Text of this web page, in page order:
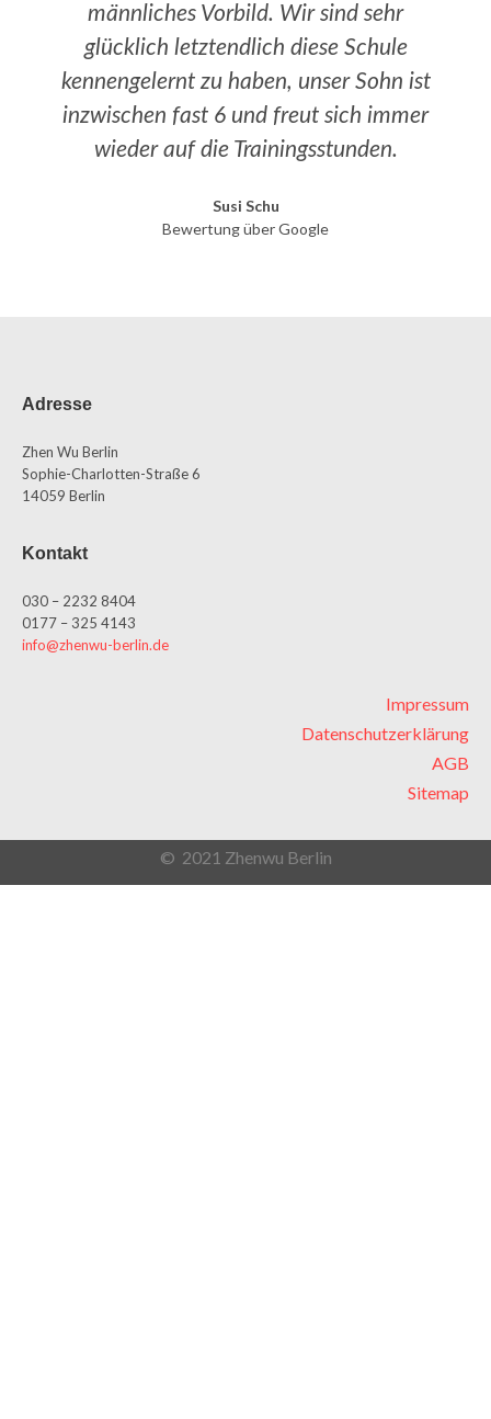
männliches Vorbild. Wir sind sehr
glücklich letztendlich diese Schule
kennengelernt zu haben, unser Sohn ist
inzwischen fast 6 und freut sich immer
wieder auf die Trainingsstunden.
Susi Schu
Bewertung über Google
Adresse
Zhen Wu Berlin
Sophie-Charlotten-Straße 6
14059 Berlin
Kontakt
030 – 2232 8404
0177 – 325 4143
info@zhenwu-berlin.de
Impressum
Datenschutzerklärung
AGB
Sitemap
© 2021 Zhenwu Berlin